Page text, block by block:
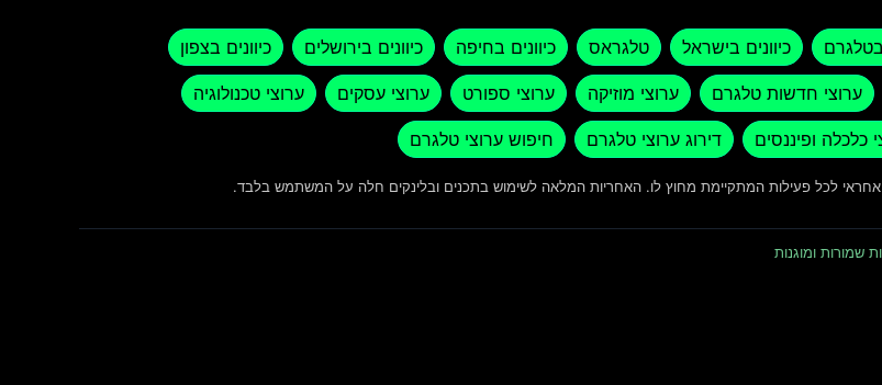
בטלגרם כיוונים בישראל טלגראס כיוונים בחיפה כיוונים בירושלים כיוונים בצפון
ערוצי חדשות טלגרם ערוצי מוזיקה ערוצי ספורט ערוצי עסקים ערוצי טכנולוגיה
כלכלה ופיננסים דירוג ערוצי טלגרם חיפוש ערוצי טלגרם
אחראי לכל פעילות המתקיימת מחוץ לו. האחריות המלאה לשימוש בתכנים ובלינקים חלה על המשתמש בלבד.